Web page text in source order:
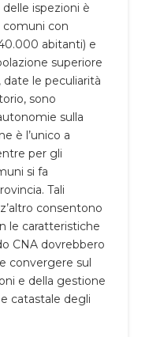
ispezioni è
comuni con
abitanti) e
superiore
le peculiarità
sono
sulla
è l’unico a
per gli
si fa
Tali
consentono
le caratteristiche
CNA dovrebbero
convergere sul
e della gestione
catastale degli